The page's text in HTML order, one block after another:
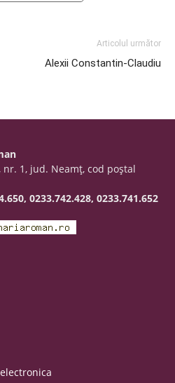
Articolul următor
Alexii Constantin-Claudiu
nr. 1, jud. Neamţ, cod poştal
0233.742.428, 0233.741.652